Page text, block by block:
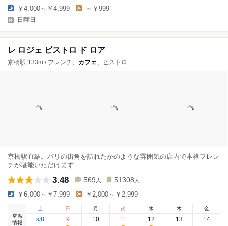
￥4,000～￥4,999 ～￥999
日曜日
レ ロジェ ビストロ ド ロア
京橋駅 133m / フレンチ、 カフェ、ビストロ
京橋駅直結。パリの街角を訪れたかのような雰囲気の店内で本格フレン
チが堪能いただけます
3.48 569 人 51308 人
￥6,000～￥7,999 ￥2,000～￥2,999
空席
情報
土
8/8
日
9
月
10
火
11
水
12
木
13
金
14